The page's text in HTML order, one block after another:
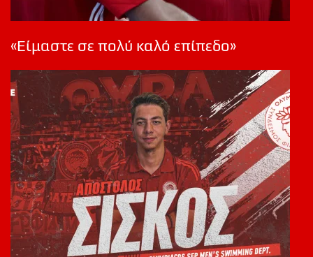
«Είμαστε σε πολύ καλό επίπεδο»